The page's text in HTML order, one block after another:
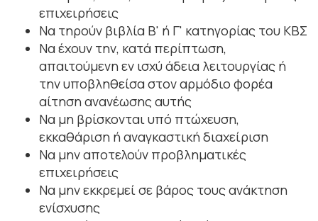
επιχειρήσεις
Να τηρούν βιβλία Β' ή Γ' κατηγορίας του ΚΒΣ
Να έχουν την, κατά περίπτωση,
απαιτούμενη εν ισχύ άδεια λειτουργίας ή
την υποβληθείσα στον αρμόδιο φορέα
αίτηση ανανέωσης αυτής
Να μη βρίσκονται υπό πτώχευση,
εκκαθάριση ή αναγκαστική διαχείριση
Να μην αποτελούν προβληματικές
επιχειρήσεις
Να μην εκκρεμεί σε βάρος τους ανάκτηση
ενίσχυσης